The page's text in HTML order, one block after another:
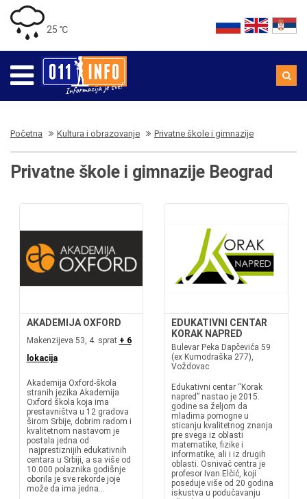
25 ℃
Početna Kultura i obrazovanje Privatne škole i gimnazije
Privatne škole i gimnazije Beograd
AKADEMIJA OXFORD
Makenzijeva 53, 4. sprat + 6
lokacija
Akademija Oxford-škola
stranih jezika Akademija
Oxford škola koja ima
prestavništva u 12 gradova
širom Srbije, dobrim radom i
kvalitetnom nastavom je
postala jedna od
najprestiznijih edukativnih
centara u Srbiji, a sa više od
10.000 polaznika godišnje
oborila je sve rekorde joje
može da ima jedna...
EDUKATIVNI CENTAR
KORAK NAPRED
Bulevar Peka Dapčevića 59
(ex Kumodraška 277),
Voždovac
Edukativni centar “Korak
napred” nastao je 2015.
godine sa željom da
mladima pomogne u
sticanju kvalitetnog znanja
pre svega iz oblasti
matematike, fizike i
informatike, ali i iz drugih
oblasti. Osnivač centra je
profesor Ivan Elčić, koji
poseduje više od 20 godina
iskustva u podučavanju